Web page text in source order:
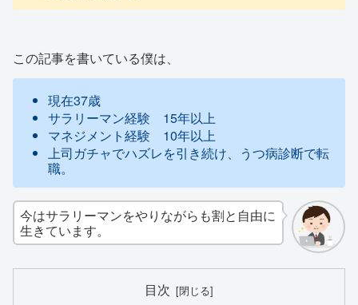
この記事を書いている僕は、
現在37歳
サラリーマン経験 15年以上
マネジメント経験 10年以上
上司ガチャでハズレを引き続け、うつ病診断で転
職。
今はサラリーマンをやりながらも割と自由に
生きています。
目次